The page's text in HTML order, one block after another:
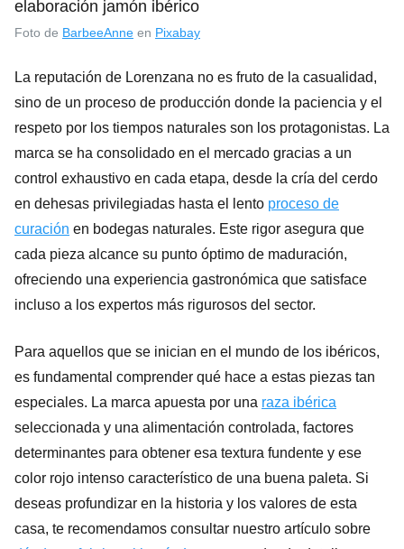
Foto de BarbeeAnne en Pixabay
La reputación de Lorenzana no es fruto de la casualidad,
sino de un proceso de producción donde la paciencia y el
respeto por los tiempos naturales son los protagonistas. La
marca se ha consolidado en el mercado gracias a un
control exhaustivo en cada etapa, desde la cría del cerdo
en dehesas privilegiadas hasta el lento proceso de
curación en bodegas naturales. Este rigor asegura que
cada pieza alcance su punto óptimo de maduración,
ofreciendo una experiencia gastronómica que satisface
incluso a los expertos más rigurosos del sector.
Para aquellos que se inician en el mundo de los ibéricos,
es fundamental comprender qué hace a estas piezas tan
especiales. La marca apuesta por una raza ibérica
seleccionada y una alimentación controlada, factores
determinantes para obtener esa textura fundente y ese
color rojo intenso característico de una buena paleta. Si
deseas profundizar en la historia y los valores de esta
casa, te recomendamos consultar nuestro artículo sobre